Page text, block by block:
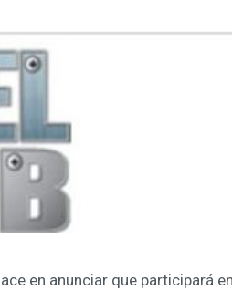
en anunciar que participará